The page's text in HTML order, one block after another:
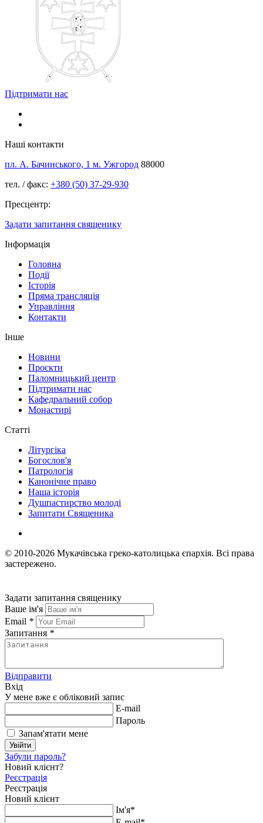
Підтримати нас
Наші контакти
пл. А. Бачинського, 1 м. Ужгород 88000
тел. / факс: +380 (50) 37-29-930
Пресцентр:
Задати запитання священику
Інформація
Головна
Події
Історія
Пряма трансляція
Управління
Контакти
Інше
Новини
Проєкти
Паломницький центр
Підтримати нас
Кафедральний собор
Монастирі
Статті
Літургіка
Богослов'я
Патрологія
Канонічне право
Наша історія
Душпастирство молоді
Запитати Священика
© 2010-2026 Мукачівська греко-католицька єпархія. Всі права
застережено.
Задати запитання священику
Ваше ім'я
Email *
Запитання *
Відправити
Вхід
У мене вже є обліковий запис
E-mail
Пароль
Запам'ятати мене
Увійти
Забули пароль?
Новий клієнт?
Реєстрація
Реєстрація
Новий клієнт
Ім'я*